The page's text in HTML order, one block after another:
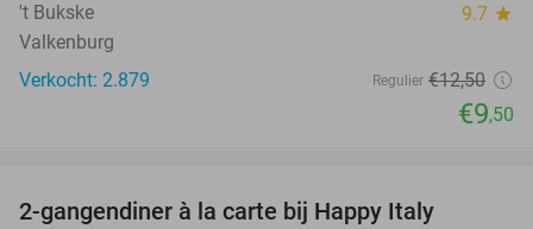
't Bukske 9.7 star
Valkenburg
Verkocht: 2.879
Regulier €12,50
€9,50
2-gangendiner à la carte bij Happy Italy